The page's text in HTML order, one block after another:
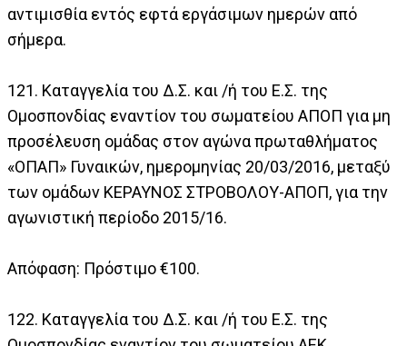
αντιμισθία εντός εφτά εργάσιμων ημερών από
σήμερα.
121. Καταγγελία του Δ.Σ. και /ή του Ε.Σ. της
Ομοσπονδίας εναντίον του σωματείου ΑΠΟΠ για μη
προσέλευση ομάδας στον αγώνα πρωταθλήματος
«ΟΠΑΠ» Γυναικών, ημερομηνίας 20/03/2016, μεταξύ
των ομάδων ΚΕΡΑΥΝΟΣ ΣΤΡΟΒΟΛΟΥ-ΑΠΟΠ, για την
αγωνιστική περίοδο 2015/16.
Απόφαση: Πρόστιμο €100.
122. Καταγγελία του Δ.Σ. και /ή του Ε.Σ. της